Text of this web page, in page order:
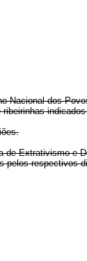
Nacional dos
de Extrativismo e
pelos respectivos